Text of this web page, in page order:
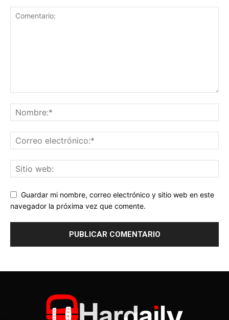
Guardar mi nombre, correo electrónico y sitio web en este
navegador la próxima vez que comente.